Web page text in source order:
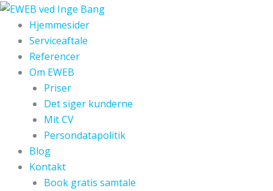
Gå
indholdet
Hjemmesider
Serviceaftale
Referencer
Om EWEB
Priser
Det siger kunderne
Mit CV
Persondatapolitik
Blog
Kontakt
Book gratis samtale